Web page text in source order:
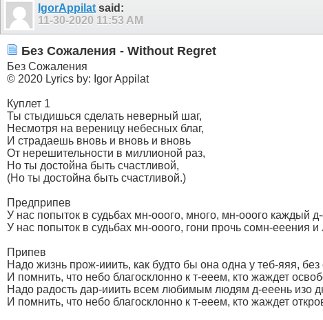
IgorAppilat said:
11-30-2020 11:53 AM
Без Сожаления - Without Regret
Без Сожаления
© 2020 Lyrics by: Igor Appilat
Куплет 1
Ты стыдишься сделать неверный шаг,
Несмотря на вереницу небесных благ,
И страдаешь вновь и вновь и вновь
От нерешительности в миллионой раз,
Но ты достойна быть счастливой,
(Но ты достойна быть счастливой.)
Предприпев
У нас попыток в судьбах мн-ооого, много, мн-ооого каждый
У нас попыток в судьбах мн-ооого, гони прочь сомн-ееения и
Припев
Надо жизнь прож-ииить, как будто бы она одна у теб-яяя,
И помнить, что небо благосклонно к т-ееем, кто жаждет
Надо радость дар-ииить всем любимым людям д-ееень изо
И помнить, что небо благосклонно к т-ееем, кто жаждет